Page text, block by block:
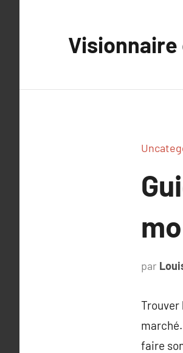
Visionnaire
par
Trouver
faire